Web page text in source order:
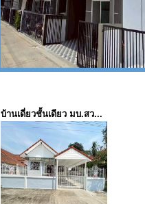
บ้านเดี่ยวชั้นเดียว มบ.สว...